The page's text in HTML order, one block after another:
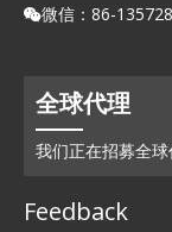
微信：86-
全球代理
我们正在招募全
Feedback